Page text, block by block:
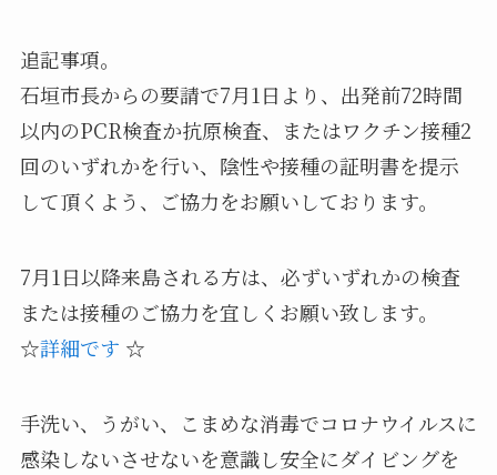
追記事項。
石垣市長からの要請で7月1日より、出発前72時間
以内のPCR検査か抗原検査、またはワクチン接種2
回のいずれかを行い、陰性や接種の証明書を提示
して頂くよう、ご協力をお願いしております。
7月1日以降来島される方は、必ずいずれかの検査
または接種のご協力を宜しくお願い致します。
☆詳細です ☆
手洗い、うがい、こまめな消毒でコロナウイルスに
感染しないさせないを意識し安全にダイビングを